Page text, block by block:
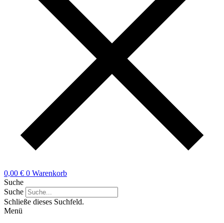
0,00 € 0 Warenkorb
Suche
Suche
Schließe dieses Suchfeld.
Menü